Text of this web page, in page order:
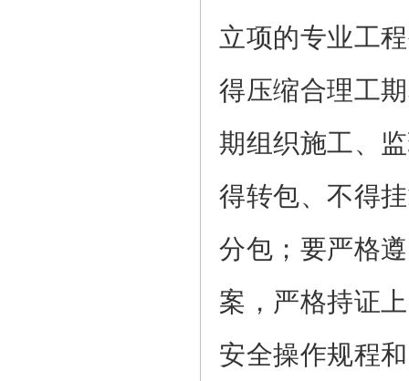
立项的专业工
得压缩合理工
期组织施工、
得转包、不得
分包；要严格
案，严格持证
安全操作规程